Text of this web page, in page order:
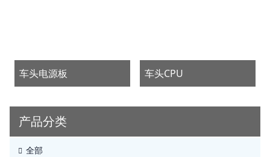
车头电源板 车头CPU
产品分类
全部